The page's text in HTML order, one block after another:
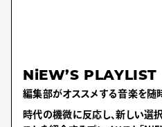
NiEW’S PLAYLIST
編集部がオススメする音楽を随
時代の機微に反応し、新しい選